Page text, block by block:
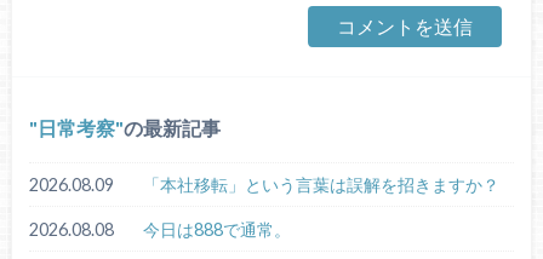
日常考察 の最新記事
2026.08.09 「本社移転」という言葉は誤解を招きますか？
2026.08.08 今日は888で通常。